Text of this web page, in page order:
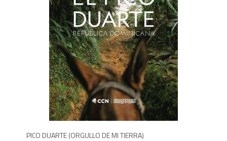
PICO DUARTE (ORGULLO DE MI TIERRA)